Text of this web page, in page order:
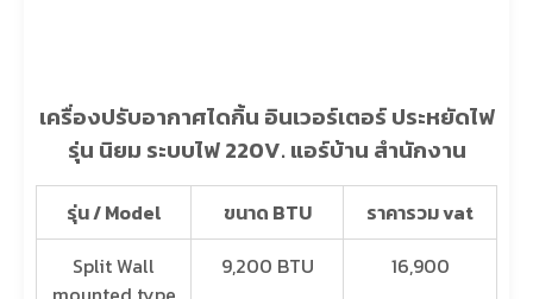
เครื่องปรับอากาศไดกิ้น อินเวอร์เตอร์ ประหยัดไฟ
รุ่น นิยม ระบบไฟ 220V. แอร์บ้าน สำนักงาน
รุ่น / Model ขนาด BTU
ราคารวม vat
Split Wall
9,200 BTU 16,900